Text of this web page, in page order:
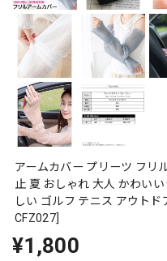
アームカバー プリーツ フリ
止 夏 おしゃれ 大人 かわい
しい ゴルフ テニス アウト
CFZ027]
¥1,800